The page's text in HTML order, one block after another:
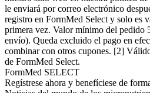
le enviará por correo electrónico
registro en FormMed Select y solo es
primera vez. Valor mínimo del pedido
envío). Queda excluido el pago en
combinar con otros cupones. [2]
de FormMed Select.
FormMed SELECT
Regístrese ahora y benefíciese de